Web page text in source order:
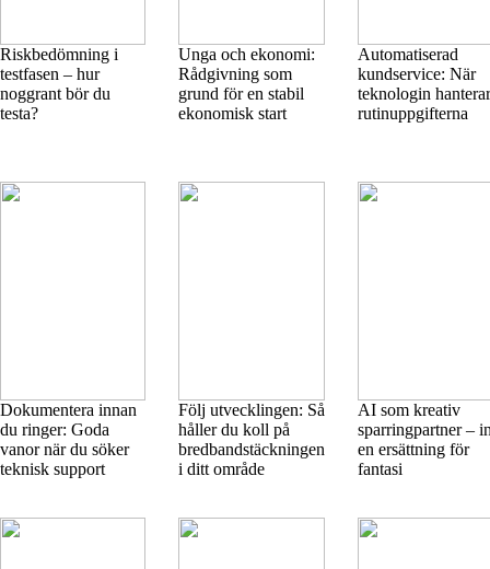
Riskbedömning i
testfasen – hur
noggrant bör du
testa?
Unga och ekonomi:
Rådgivning som
grund för en stabil
ekonomisk start
Automatiserad
kundservice: När
teknologin hanterar
rutinuppgifterna
Dokumentera innan
du ringer: Goda
vanor när du söker
teknisk support
Följ utvecklingen: Så
håller du koll på
bredbandstäckningen
i ditt område
AI som kreativ
sparringpartner –
en ersättning för
fantasi